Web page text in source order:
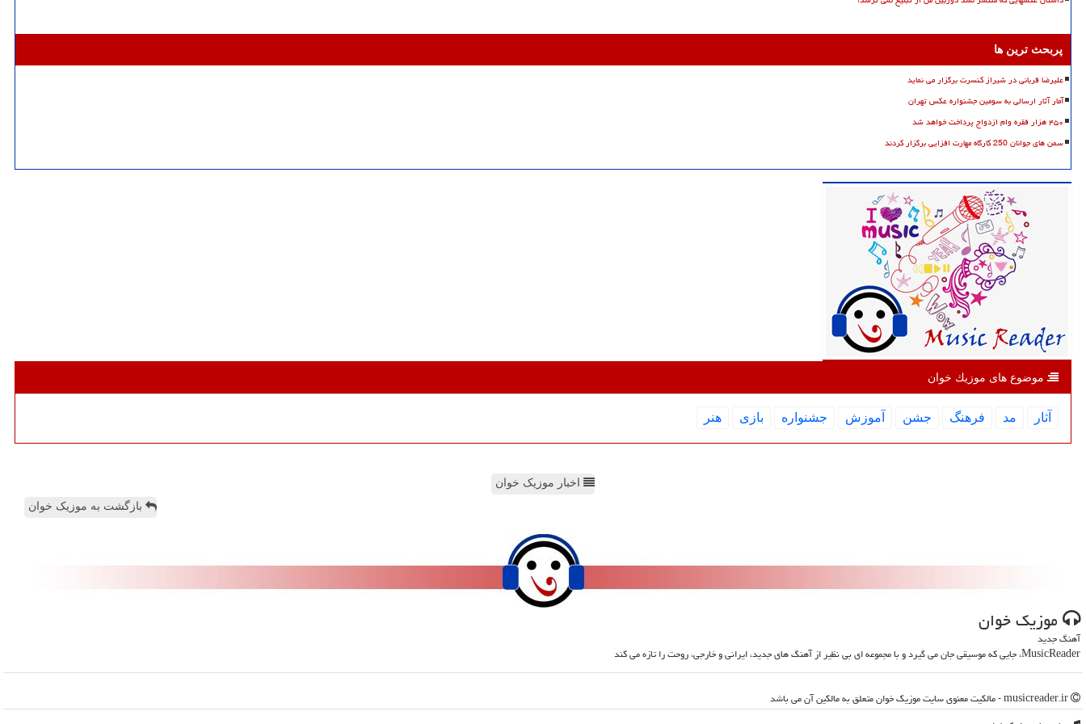
پربحث ترین ها
علیرضا قربانی در شیراز کنسرت برگزار می نماید
آمار آثار ارسالی به سومین جشنواره عکس تهران
۴۵۰ هزار فقره وام ازدواج پرداخت خواهد شد
سمن های جوانان 250 کارگاه مهارت افزایی برگزار کردند
موضوع های موزیك خوان
آثار مد فرهنگ جشن آموزش جشنواره بازی هنر
اخبار موزیک خوان
بازگشت به موزیک خوان
موزیك خوان
آهنگ جدید
MusicReader، جایی که موسیقی جان می گیرد و با مجموعه ای بی نظیر از آهنگ های جدید، ایرانی و خارجی، روحت را تازه می کند